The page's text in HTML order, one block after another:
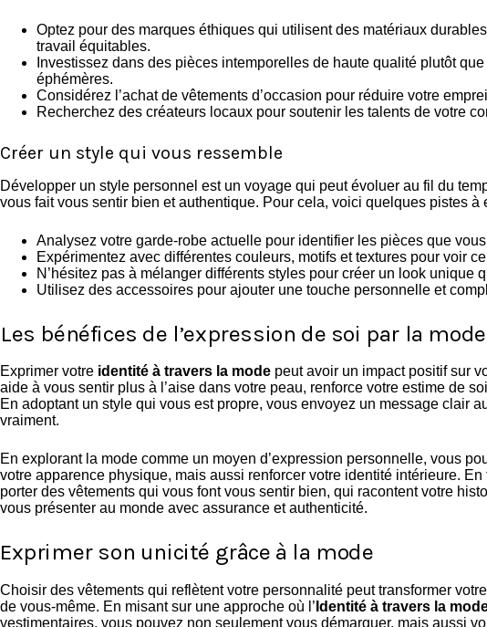
Optez pour des marques éthiques qui utilisent des matériaux
travail équitables.
Investissez dans des pièces intemporelles de haute qualité plutôt
éphémères.
Considérez l’achat de vêtements d’occasion pour réduire votre
Recherchez des créateurs locaux pour soutenir les talents de votre
Créer un style qui vous ressemble
Développer un style personnel est un voyage qui peut évoluer au fil du
vous fait vous sentir bien et authentique. Pour cela, voici quelques pistes à
Analysez votre garde-robe actuelle pour identifier les pièces que
Expérimentez avec différentes couleurs, motifs et textures pour voir
N’hésitez pas à mélanger différents styles pour créer un look unique
Utilisez des accessoires pour ajouter une touche personnelle et
Les bénéfices de l’expression de soi par la mode
Exprimer votre identité à travers la mode peut avoir un impact positif sur
aide à vous sentir plus à l’aise dans votre peau, renforce votre estime de
En adoptant un style qui vous est propre, vous envoyez un message clair
vraiment.
En explorant la mode comme un moyen d’expression personnelle, vous
votre apparence physique, mais aussi renforcer votre identité intérieure. En
porter des vêtements qui vous font vous sentir bien, qui racontent votre
vous présenter au monde avec assurance et authenticité.
Exprimer son unicité grâce à la mode
Choisir des vêtements qui reflètent votre personnalité peut transformer
de vous-même. En misant sur une approche où l’ Identité à travers la
vestimentaires, vous pouvez non seulement vous démarquer, mais aussi